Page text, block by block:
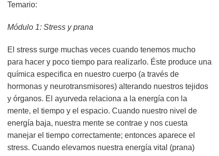
Temario:
Módulo 1: Stress y prana
El stress surge muchas veces cuando tenemos mucho
para hacer y poco tiempo para realizarlo. Éste produce una
química especifica en nuestro cuerpo (a través de
hormonas y neurotransmisores) alterando nuestros tejidos
y órganos. El ayurveda relaciona a la energía con la
mente, el tiempo y el espacio. Cuando nuestro nivel de
energía baja, nuestra mente se contrae y nos cuesta
manejar el tiempo correctamente; entonces aparece el
stress. Cuando elevamos nuestra energía vital (prana)